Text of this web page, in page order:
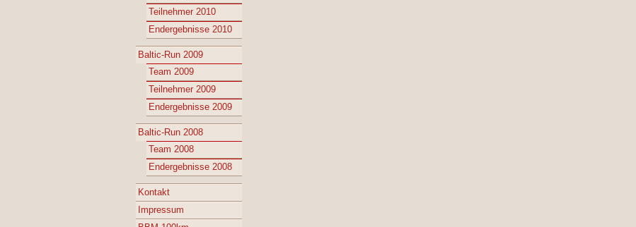
Teilnehmer 2010
Endergebnisse 2010
Baltic-Run 2009
Team 2009
Teilnehmer 2009
Endergebnisse 2009
Baltic-Run 2008
Team 2008
Endergebnisse 2008
Kontakt
Impressum